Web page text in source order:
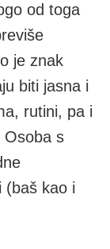
od toga
je znak
biti jasna i
rutini, pa i
Osoba s
(baš kao i